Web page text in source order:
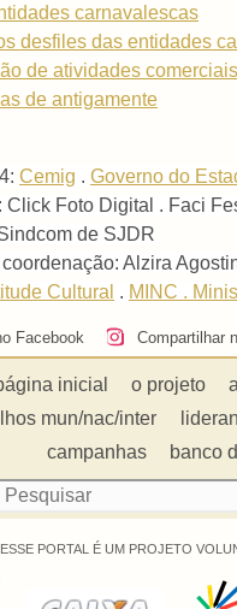
carnavalescas
desfiles das entidades
de atividades
de antigamente
Cemig . Governo do
Foto Digital . Faci
de SJDR
Alzira
Cultural . MINC .
Facebook Compartilhar
inicial o projeto
mun/nac/inter
campanhas
banco
ESSE PORTAL É UM PROJETO